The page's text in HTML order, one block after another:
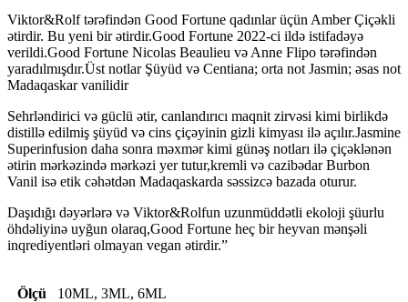
Viktor&Rolf tərəfindən Good Fortune qadınlar üçün Amber Çiçəkli
ətirdir. Bu yeni bir ətirdir.Good Fortune 2022-ci ildə istifadəyə
verildi.Good Fortune Nicolas Beaulieu və Anne Flipo tərəfindən
yaradılmışdır.Üst notlar Şüyüd və Centiana; orta not Jasmin; əsas not
Madaqaskar vanilidir
Sehrləndirici və güclü ətir, canlandırıcı maqnit zirvəsi kimi birlikdə
distillə edilmiş şüyüd və cins çiçəyinin gizli kimyası ilə açılır.Jasmine
Superinfusion daha sonra məxmər kimi günəş notları ilə çiçəklənən
ətirin mərkəzində mərkəzi yer tutur,kremli və cazibədar Burbon
Vanil isə etik cəhətdən Madaqaskarda səssizcə bazada oturur.
Daşıdığı dəyərlərə və Viktor&Rolfun uzunmüddətli ekoloji şüurlu
öhdəliyinə uyğun olaraq,Good Fortune heç bir heyvan mənşəli
inqrediyentləri olmayan vegan ətirdir.”
Ölçü 10ML, 3ML, 6ML